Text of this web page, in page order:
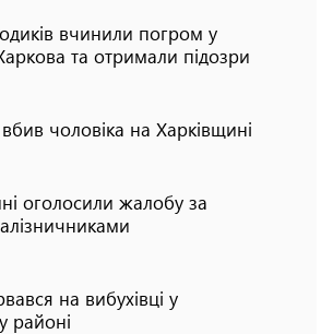
вчинили погром у
та отримали підозри
чоловіка на Харківщині
оголосили жалобу за
на вибухівці у
районі